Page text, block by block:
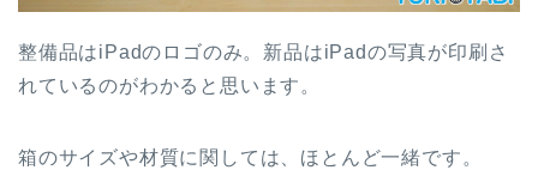
整備品はiPadのロゴのみ。新品はiPadの写真が印刷さ
れているのがわかると思います。
箱のサイズや材質に関しては、ほとんど一緒です。